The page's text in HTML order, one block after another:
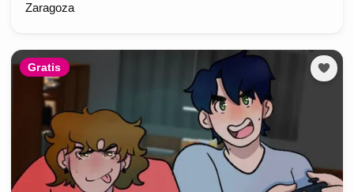
Zaragoza
Gratis